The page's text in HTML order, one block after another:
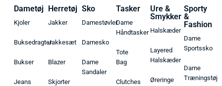
Dametøj
Kjoler
Buksedragter
Bukser
Jeans
Herretøj
Jakker
Jakkesæt
Blazer
Skjorter
Sko
Damestøvler
Damesko
Dame
Sandaler
Tasker
Dame
Håndtasker
Tote
Bag
Clutches
Ure &
Smykker
Halskæder
Layered
Halskæder
Øreringe
Sporty
&
Fashion
Dame
Sportssko
Dame
Træningstøj